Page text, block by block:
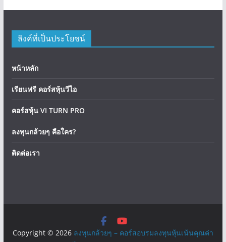
ลิงค์ที่เป็นประโยชน์
หน้าหลัก
เรียนฟรี คอร์สหุ้นวีไอ
คอร์สหุ้น VI TURN PRO
ลงทุนกล้วยๆ คือใคร?
ติดต่อเรา
Copyright © 2026 ลงทุนกล้วยๆ – คอร์สอบรมลงทุนหุ้นเน้นคุณค่า